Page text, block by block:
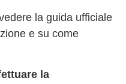
la guida ufficiale
e su come
la